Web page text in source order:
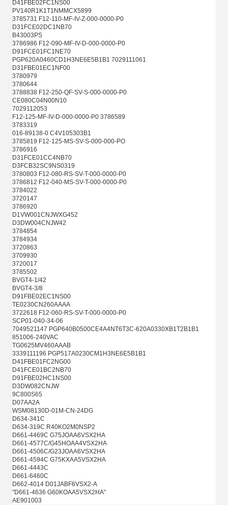
D41FBE02FC1NS00
PV140R1K1T1NMMCX5899
3785731 F12-110-MF-IV-Z-000-0000-P0
D31FCE02DC1NB70
B43003PS
3786986 F12-090-MF-IV-D-000-0000-P0
D91FCE01FC1NE70
PGP620A0460CD1H3NE6E5B1B1 7029111061
D31FBE01EC1NF00
3780979
3780644
3788838 F12-250-QF-SV-S-000-0000-P0
CE080C04N00N10
7029112053
F12-125-MF-IV-D-000-0000-P0 3786589
3783319
016-89138-0 C4V105303B1
3785819 F12-125-MS-SV-S-000-000-PO
3786916
D31FCE01CC4NB70
D3FCB32SC9NS0319
3780803 F12-080-RS-SV-T-000-0000-P0
3786812 F12-040-MS-SV-T-000-0000-P0
3784022
3720147
3786920
D1VW001CNJWXG452
D3DW004CNJW42
3784854
3784934
3720863
3709930
3720017
3785502
BVGT4-1/42
BVGT4-3/8
D91FBE02EC1NS00
TE0230CN260AAAA
3722618 F12-060-RS-SV-T-000-0000-P0
SCP01-040-34-06
7049521147 PGP640B0500CE4A4NT6T3C-620A0330XB1T2B1B1
851006-240VAC
TG0625MV460AAAB
3339111196 PGP517A0230CM1H3NE6E5B1B1
D41FBE01FC2NG00
D41FCE01BC2NB70
D91FBE02HC1NS00
D3DW082CNJW
9C800S65
D07AA2A
WSM08130D-01M-CN-24DG
D634-341C
D634-319C R40KO2M0NSP2
D661-4469C G75JOAA6VSX2HA
D661-4577C/G45HOAA4VSX2HA
D661-4506C/G23JOAA6VSX2HA
D661-4594C G75KXAA5VSX2HA
D661-4443C
D661-6460C
D662-4014 D01JABF6VSX2-A
"D661-4636 G60KOAA5VSX2HA"
AE901003